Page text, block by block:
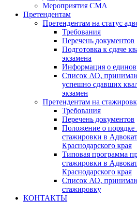
Мероприятия СМА
Претендентам
Претендентам на статус
Требования
Перечень документов
Подготовка к сдаче
экзамена
Информация о
Список АО,
успешно сдавших
экзамен
Претендентам на
Требования
Перечень документов
Положение о порядке
стажировки в
Краснодарского края
Типовая программа
стажировки в
Краснодарского края
Список АО,
стажировку
КОНТАКТЫ